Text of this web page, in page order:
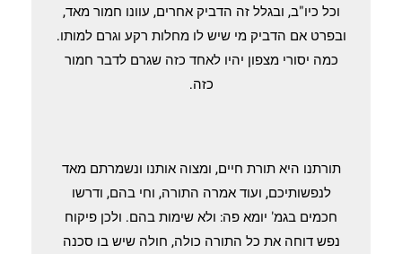
וכל כיו"ב, ובגלל זה הדביק אחרים, עוונו חמור מאד,
ובפרט אם הדביק מי שיש לו מחלות רקע וגרם למותו.
כמה יסורי מצפון יהיו לאחד כזה שגרם לדבר חמור
כזה.
תורתנו היא תורת חיים, ומצוה אותנו ונשמרתם מאד
לנפשותיכם, ועוד אמרה התורה, וחי בהם, ודרשו
חכמים בגמ' יומא פה: ולא שימות בהם. ולכן פיקוח
נפש דוחה את כל התורה כולה, חולה שיש בו סכנה